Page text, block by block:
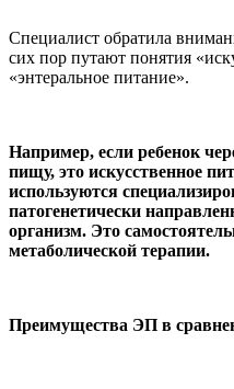
Специалист обратила
сих пор путают понятия
«энтеральное питание».
Например, если ребенок
пищу, это искусственное
используются
патогенетически
организм. Это
метаболической терапии.
Преимущества ЭП в